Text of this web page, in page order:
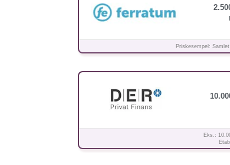
Priskesempel:
Eks.: